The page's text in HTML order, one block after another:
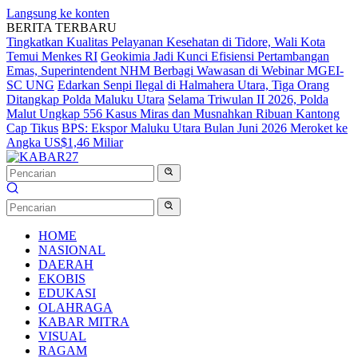
Langsung ke konten
BERITA TERBARU
Tingkatkan Kualitas Pelayanan Kesehatan di Tidore, Wali Kota
Temui Menkes RI Geokimia Jadi Kunci Efisiensi Pertambangan
Emas, Superintendent NHM Berbagi Wawasan di Webinar MGEI-
SC UNG Edarkan Senpi Ilegal di Halmahera Utara, Tiga Orang
Ditangkap Polda Maluku Utara Selama Triwulan II 2026, Polda
Malut Ungkap 556 Kasus Miras dan Musnahkan Ribuan Kantong
Cap Tikus BPS: Ekspor Maluku Utara Bulan Juni 2026 Meroket ke
Angka US$1,46 Miliar
HOME
NASIONAL
DAERAH
EKOBIS
EDUKASI
OLAHRAGA
KABAR MITRA
VISUAL
RAGAM